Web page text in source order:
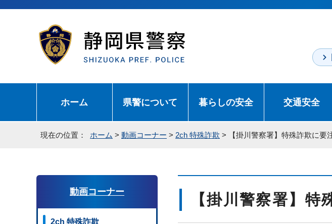
ホーム 県警について 暮らしの安全 交通安全
現在の位置： ホーム > 動画コーナー > 2ch 特殊詐欺 > 【掛川警察署】特殊詐欺に要
【掛川警察署】
動画コーナー
2ch 特殊詐欺